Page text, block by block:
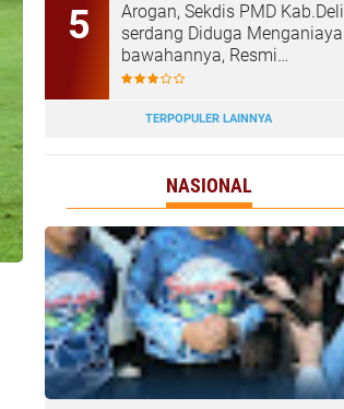
‎Arogan, Sekdis PMD Kab.Deli
serdang Diduga Menganiaya
bawahannya, Resmi
Dilaporkan ke Poldasu
TERPOPULER LAINNYA
NASIONAL